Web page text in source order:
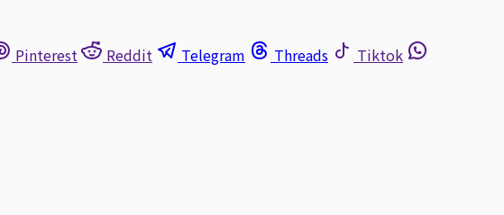
Pinterest Reddit Telegram Threads
Tiktok